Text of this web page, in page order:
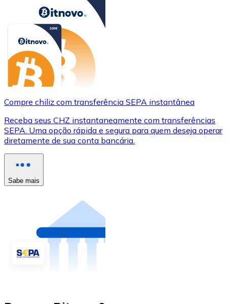
Compre chiliz com transferência SEPA instantânea
Receba seus CHZ instantaneamente com transferências
SEPA. Uma opção rápida e segura para quem deseja operar
diretamente de sua conta bancária.
Sabe mais